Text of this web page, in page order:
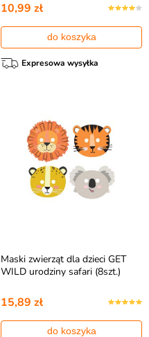
10,99 zł
do koszyka
Expresowa wysyłka
Maski zwierząt dla dzieci GET
WILD urodziny safari (8szt.)
15,89 zł
do koszyka